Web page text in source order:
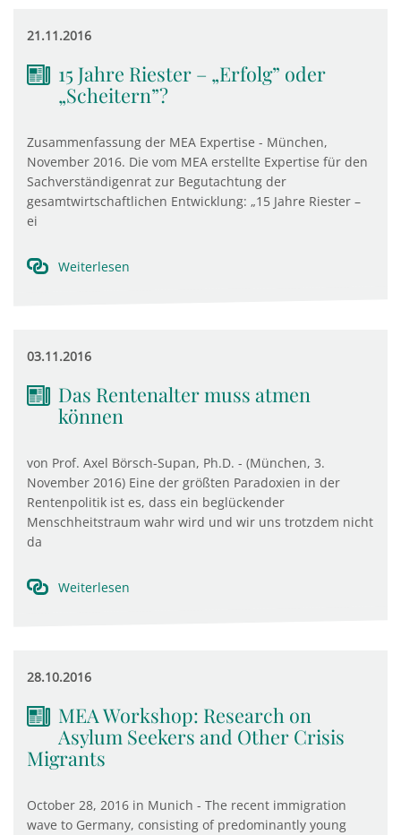
21.11.2016
15 Jahre Riester – „Erfolg” oder
„Scheitern”?
Zusammenfassung der MEA Expertise - München,
November 2016. Die vom MEA erstellte Expertise für den
Sachverständigenrat zur Begutachtung der
gesamtwirtschaftlichen Entwicklung: „15 Jahre Riester –
ei
Weiterlesen
03.11.2016
Das Rentenalter muss atmen
können
von Prof. Axel Börsch-Supan, Ph.D. - (München, 3.
November 2016) Eine der größten Paradoxien in der
Rentenpolitik ist es, dass ein beglückender
Menschheitstraum wahr wird und wir uns trotzdem nicht
da
Weiterlesen
28.10.2016
MEA Workshop: Research on
Asylum Seekers and Other Crisis
Migrants
October 28, 2016 in Munich - The recent immigration
wave to Germany, consisting of predominantly young